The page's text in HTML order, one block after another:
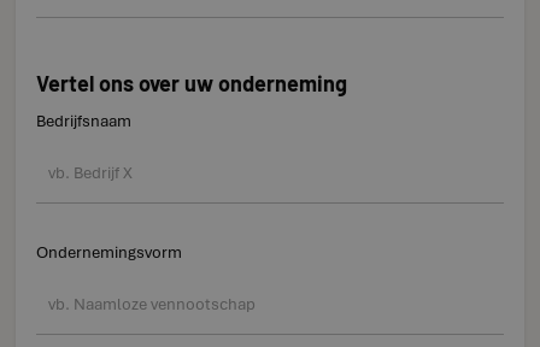
Vertel ons over uw onderneming
Bedrijfsnaam
Ondernemingsvorm